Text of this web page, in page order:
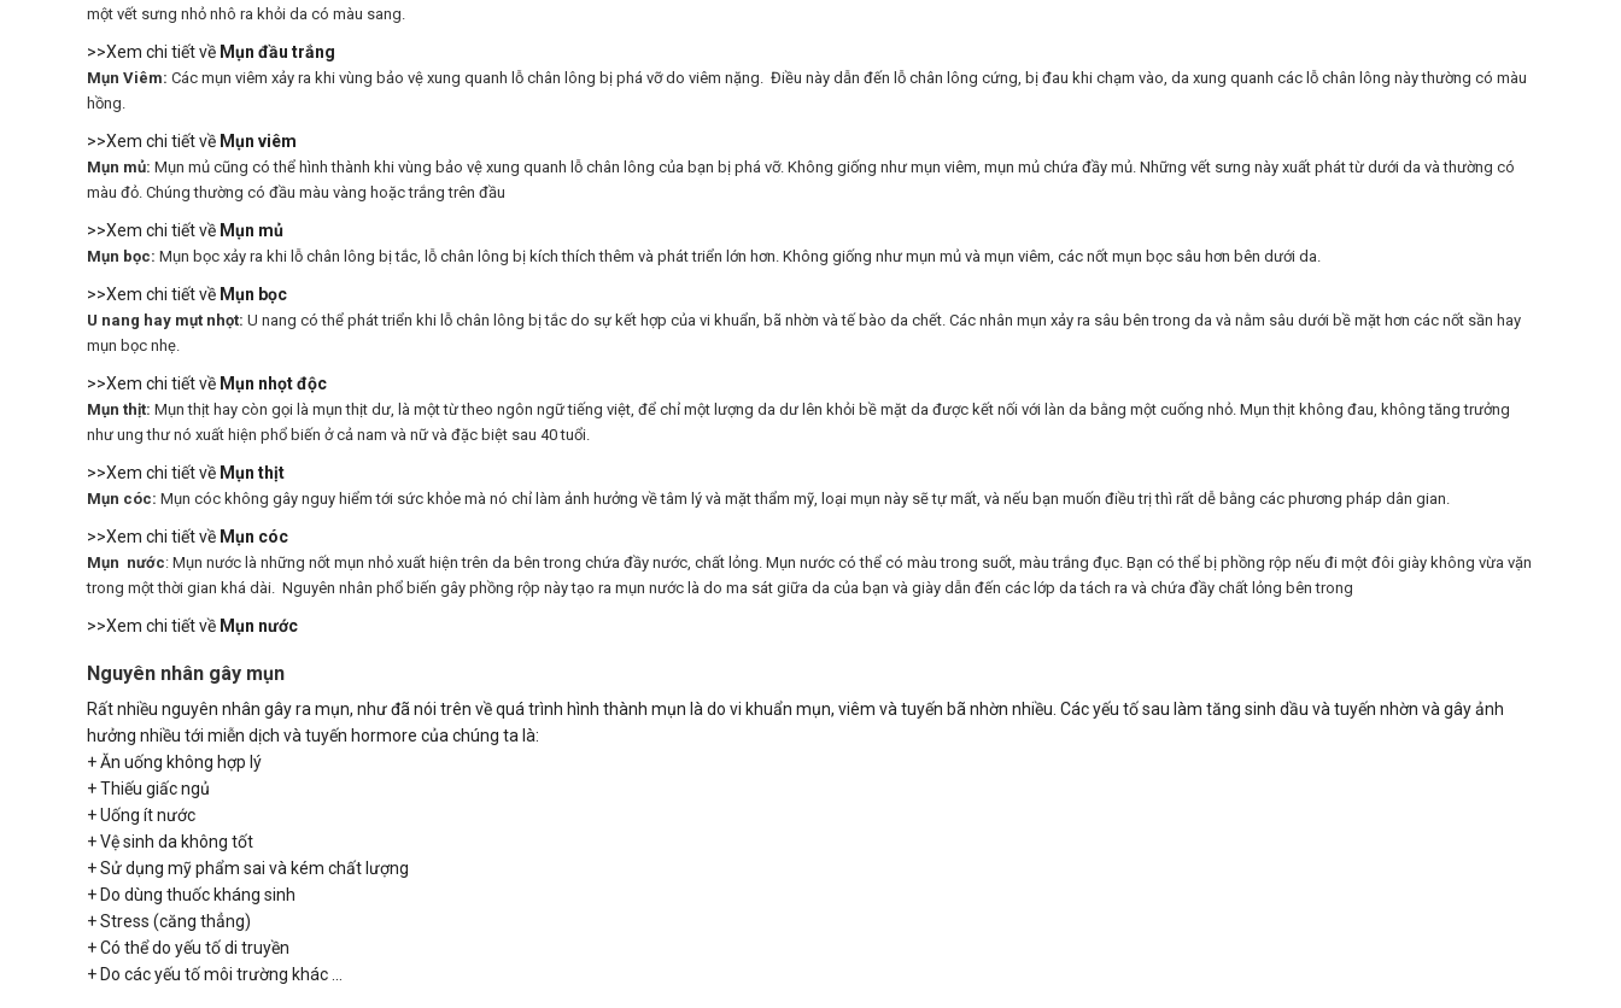
một vết sưng nhỏ nhô ra khỏi da có màu sang.
>>Xem chi tiết về Mụn đầu trắng
Mụn Viêm: Các mụn viêm xảy ra khi vùng bảo vệ xung quanh lỗ chân lông bị phá vỡ do viêm nặng. Điều này dẫn đến lỗ chân lông cứng, bị đau khi chạm vào, da xung quanh các lỗ chân lông này thường có màu
hồng.
>>Xem chi tiết về Mụn viêm
Mụn mủ: Mụn mủ cũng có thể hình thành khi vùng bảo vệ xung quanh lỗ chân lông của bạn bị phá vỡ. Không giống như mụn viêm, mụn mủ chứa đầy mủ. Những vết sưng này xuất phát từ dưới da và thường có
màu đỏ. Chúng thường có đầu màu vàng hoặc trắng trên đầu
>>Xem chi tiết về Mụn mủ
Mụn bọc: Mụn bọc xảy ra khi lỗ chân lông bị tắc, lỗ chân lông bị kích thích thêm và phát triển lớn hơn. Không giống như mụn mủ và mụn viêm, các nốt mụn bọc sâu hơn bên dưới da.
>>Xem chi tiết về Mụn bọc
U nang hay mụt nhọt: U nang có thể phát triển khi lỗ chân lông bị tắc do sự kết hợp của vi khuẩn, bã nhờn và tế bào da chết. Các nhân mụn xảy ra sâu bên trong da và nằm sâu dưới bề mặt hơn các nốt sần hay
mụn bọc nhẹ.
>>Xem chi tiết về Mụn nhọt độc
Mụn thịt: Mụn thịt hay còn gọi là mụn thịt dư, là một từ theo ngôn ngữ tiếng việt, để chỉ một lượng da dư lên khỏi bề mặt da được kết nối với làn da bằng một cuống nhỏ. Mụn thịt không đau, không tăng trưởng
như ung thư nó xuất hiện phổ biến ở cả nam và nữ và đặc biệt sau 40 tuổi.
>>Xem chi tiết về Mụn thịt
Mụn cóc: Mụn cóc không gây nguy hiểm tới sức khỏe mà nó chỉ làm ảnh hưởng về tâm lý và mặt thẩm mỹ, loại mụn này sẽ tự mất, và nếu bạn muốn điều trị thì rất dễ bằng các phương pháp dân gian.
>>Xem chi tiết về Mụn cóc
Mụn nước: Mụn nước là những nốt mụn nhỏ xuất hiện trên da bên trong chứa đầy nước, chất lỏng. Mụn nước có thể có màu trong suốt, màu trắng đục. Bạn có thể bị phồng rộp nếu đi một đôi giày không vừa vặn
trong một thời gian khá dài. Nguyên nhân phổ biến gây phồng rộp này tạo ra mụn nước là do ma sát giữa da của bạn và giày dẫn đến các lớp da tách ra và chứa đầy chất lỏng bên trong
>>Xem chi tiết về Mụn nước
Nguyên nhân gây mụn
Rất nhiều nguyên nhân gây ra mụn, như đã nói trên về quá trình hình thành mụn là do vi khuẩn mụn, viêm và tuyến bã nhờn nhiều. Các yếu tố sau làm tăng sinh dầu và tuyến nhờn và gây ảnh
hưởng nhiều tới miễn dịch và tuyến hormore của chúng ta là:
+ Ăn uống không hợp lý
+ Thiếu giấc ngủ
+ Uống ít nước
+ Vệ sinh da không tốt
+ Sử dụng mỹ phẩm sai và kém chất lượng
+ Do dùng thuốc kháng sinh
+ Stress (căng thẳng)
+ Có thể do yếu tố di truyền
+ Do các yếu tố môi trường khác ...